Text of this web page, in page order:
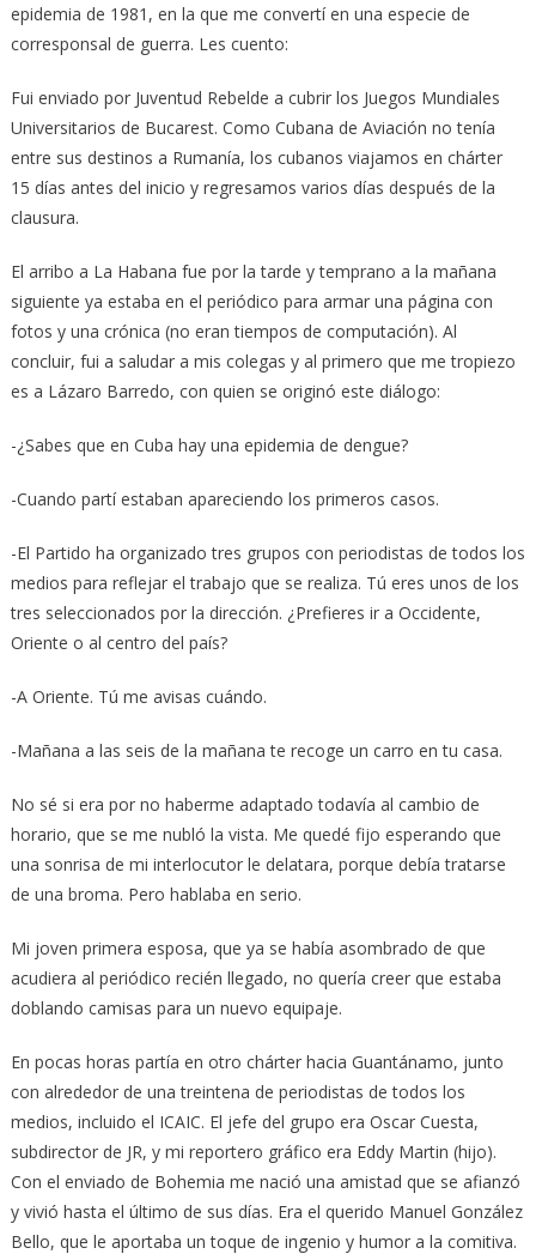
epidemia de 1981, en la que me convertí en una especie de
corresponsal de guerra. Les cuento:
Fui enviado por Juventud Rebelde a cubrir los Juegos Mundiales
Universitarios de Bucarest. Como Cubana de Aviación no tenía
entre sus destinos a Rumanía, los cubanos viajamos en chárter
15 días antes del inicio y regresamos varios días después de la
clausura.
El arribo a La Habana fue por la tarde y temprano a la mañana
siguiente ya estaba en el periódico para armar una página con
fotos y una crónica (no eran tiempos de computación). Al
concluir, fui a saludar a mis colegas y al primero que me tropiezo
es a Lázaro Barredo, con quien se originó este diálogo:
-¿Sabes que en Cuba hay una epidemia de dengue?
-Cuando partí estaban apareciendo los primeros casos.
-El Partido ha organizado tres grupos con periodistas de todos los
medios para reflejar el trabajo que se realiza. Tú eres unos de los
tres seleccionados por la dirección. ¿Prefieres ir a Occidente,
Oriente o al centro del país?
-A Oriente. Tú me avisas cuándo.
-Mañana a las seis de la mañana te recoge un carro en tu casa.
No sé si era por no haberme adaptado todavía al cambio de
horario, que se me nubló la vista. Me quedé fijo esperando que
una sonrisa de mi interlocutor le delatara, porque debía tratarse
de una broma. Pero hablaba en serio.
Mi joven primera esposa, que ya se había asombrado de que
acudiera al periódico recién llegado, no quería creer que estaba
doblando camisas para un nuevo equipaje.
En pocas horas partía en otro chárter hacia Guantánamo, junto
con alrededor de una treintena de periodistas de todos los
medios, incluido el ICAIC. El jefe del grupo era Oscar Cuesta,
subdirector de JR, y mi reportero gráfico era Eddy Martin (hijo).
Con el enviado de Bohemia me nació una amistad que se afianzó
y vivió hasta el último de sus días. Era el querido Manuel González
Bello, que le aportaba un toque de ingenio y humor a la comitiva.